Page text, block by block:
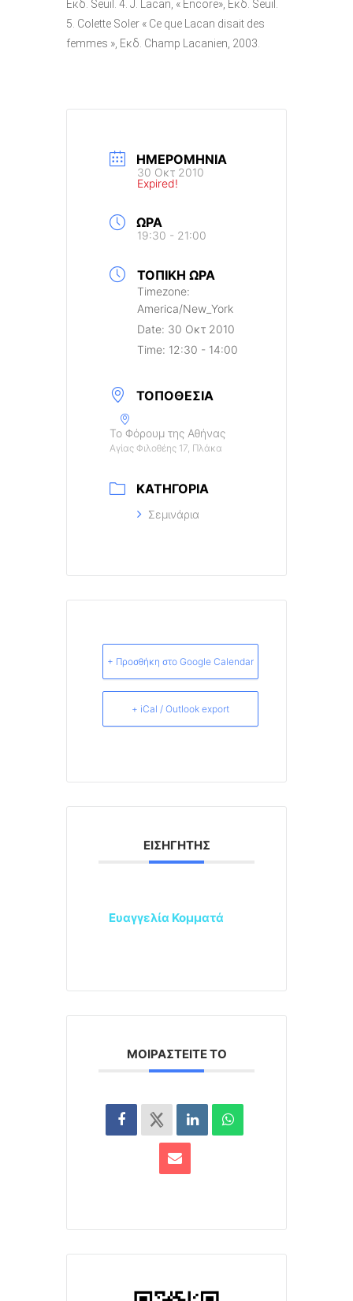
Εκδ. Seuil. 4. J. Lacan, « Encore», Εκδ. Seuil.
5. Colette Soler « Ce que Lacan disait des
femmes », Εκδ. Champ Lacanien, 2003.
ΗΜΕΡΟΜΗΝΊΑ
30 Οκτ 2010
Expired!
ΏΡΑ
19:30 - 21:00
ΤΟΠΙΚΉ ΏΡΑ
Timezone:
America/New_York
Date: 30 Οκτ 2010
Time: 12:30 - 14:00
ΤΟΠΟΘΕΣΊΑ
Το Φόρουμ της Αθήνας
Αγίας Φιλοθέης 17, Πλάκα
ΚΑΤΗΓΟΡΊΑ
Σεμινάρια
+ Προσθήκη στο Google Calendar
+ iCal / Outlook export
ΕΙΣΗΓΗΤΉΣ
Ευαγγελία Κομματά
ΜΟΙΡΑΣΤΕΊΤΕ ΤΟ